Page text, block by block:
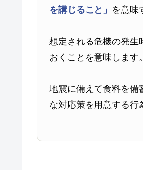
を講じること」 を意味
想定される危機の発生
おくことを意味します。
地震に備えて食料を備
な対応策を用意する行